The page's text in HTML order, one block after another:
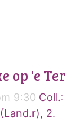
op 'e
9:30 Coll.:
2.